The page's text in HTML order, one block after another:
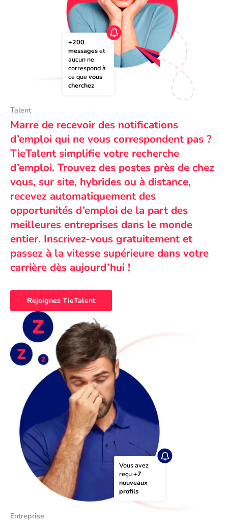
+200
messages et
aucun ne
correspond à
ce que vous
cherchez
Talent
Marre de recevoir des notifications
d’emploi qui ne vous correspondent pas ?
TieTalent simplifie votre recherche
d’emploi. Trouvez des postes près de chez
vous, sur site, hybrides ou à distance,
recevez automatiquement des
opportunités d’emploi de la part des
meilleures entreprises dans le monde
entier. Inscrivez-vous gratuitement et
passez à la vitesse supérieure dans votre
carrière dès aujourd’hui !
Rejoignez TieTalent
Vous avez
reçu +7
nouveaux
profils
Entreprise